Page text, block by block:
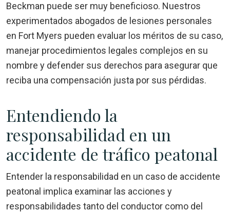
Beckman puede ser muy beneficioso. Nuestros
experimentados abogados de lesiones personales
en Fort Myers pueden evaluar los méritos de su caso,
manejar procedimientos legales complejos en su
nombre y defender sus derechos para asegurar que
reciba una compensación justa por sus pérdidas.
Entendiendo la
responsabilidad en un
accidente de tráfico peatonal
Entender la responsabilidad en un caso de accidente
peatonal implica examinar las acciones y
responsabilidades tanto del conductor como del